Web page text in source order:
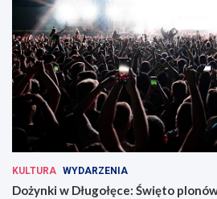
KULTURA WYDARZENIA
Dożynki w Długołęce: Święto